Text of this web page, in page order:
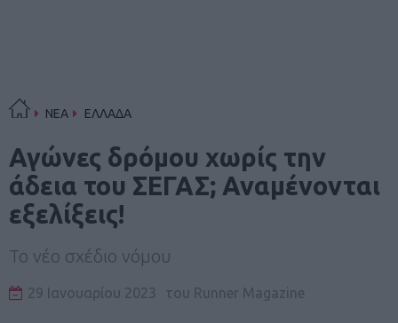
ΝΕΑ ΕΛΛΑΔΑ
Αγώνες δρόμου χωρίς την
άδεια του ΣΕΓΑΣ; Αναμένονται
εξελίξεις!
Το νέο σχέδιο νόμου
29 Ιανουαρίου 2023 του Runner Magazine